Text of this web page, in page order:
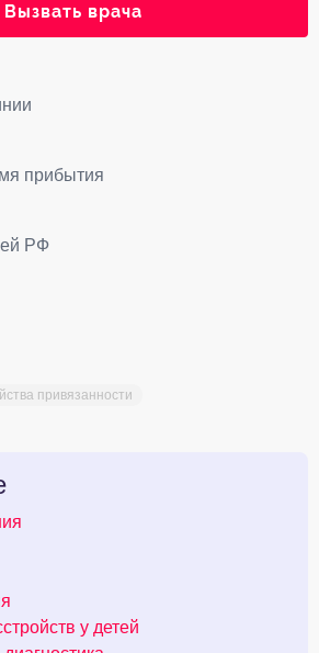
Вызвать врача
прибытия
РФ
привязанности
у детей